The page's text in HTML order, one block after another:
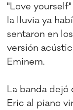
"Love
la lluvia ya
sentaron en
versión
Eminem.
La banda dejó
Eric al piano